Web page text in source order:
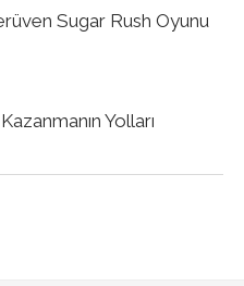
Sugar Rush Oyunu
Yolları